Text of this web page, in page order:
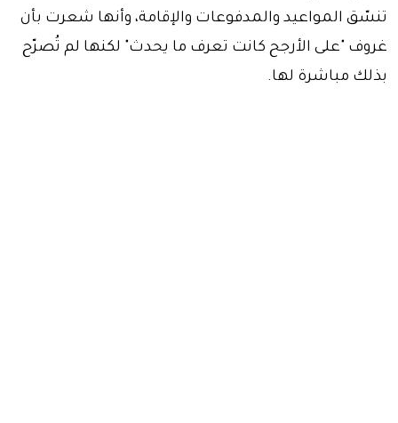
تنسّق المواعيد والمدفوعات والإقامة، وأنها شعرت بأن
غروف "على الأرجح كانت تعرف ما يحدث" لكنها لم تُصرّح
بذلك مباشرة لها.